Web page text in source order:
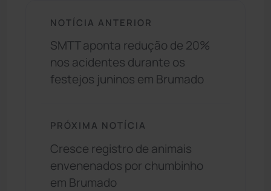
NOTÍCIA ANTERIOR
SMTT aponta redução de 20%
nos acidentes durante os
festejos juninos em Brumado
PRÓXIMA NOTÍCIA
Cresce registro de animais
envenenados por chumbinho
em Brumado